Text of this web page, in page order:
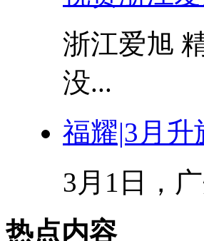
浙江爱旭
没...
福耀|3月
3月1日，
热点内容